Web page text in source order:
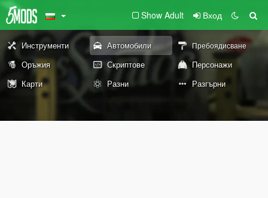
Show Adult Вход
Инструменти Автомобили Пребоядисване
Оръжия Скриптове
Персонажи
Карти
Разни Разгърни